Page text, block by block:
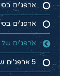
ארפג'ים
ארפג'ים
ארפג'ים של
5 ארפג'ים של אקורד מוקטן